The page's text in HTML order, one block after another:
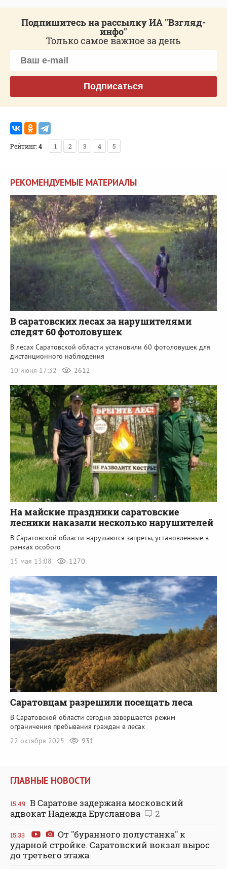
Подпишитесь на рассылку ИА "Взгляд-
инфо"
Только самое важное за день
Подписаться
Рейтинг:4 1 2 3 4 5
РЕКОМЕНДУЕМЫЕ МАТЕРИАЛЫ
В саратовских лесах за нарушителями
следят 60 фотоловушек
В лесах Саратовской области установили 60 фотоловушек для
дистанционного наблюдения
10 июня 17:32
2612
На майские праздники саратовские
лесники наказали несколько нарушителей
В Саратовской области нарушаются запреты, установленные в
рамках особого
15 мая 13:08
1270
Саратовцам разрешили посещать леса
В Саратовской области сегодня завершается режим
ограничения пребывания граждан в лесах
22 октября 2025
931
ГЛАВНЫЕ НОВОСТИ
15:49 В Саратове задержана московский
адвокат Надежда Ерусланова
2
15:33
От "буранного полустанка" к
ударной стройке. Саратовский вокзал вырос
до третьего этажа